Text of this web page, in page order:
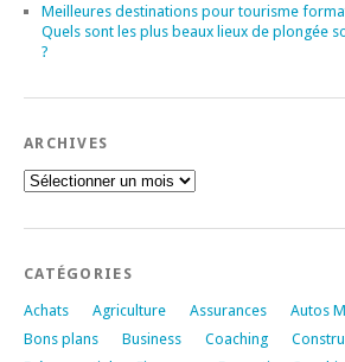
Meilleures destinations pour tourisme
Quels sont les plus beaux lieux de plongée
?
ARCHIVES
Archives
CATÉGORIES
Achats Agriculture Assurances Autos
Bons plans
Business Coaching